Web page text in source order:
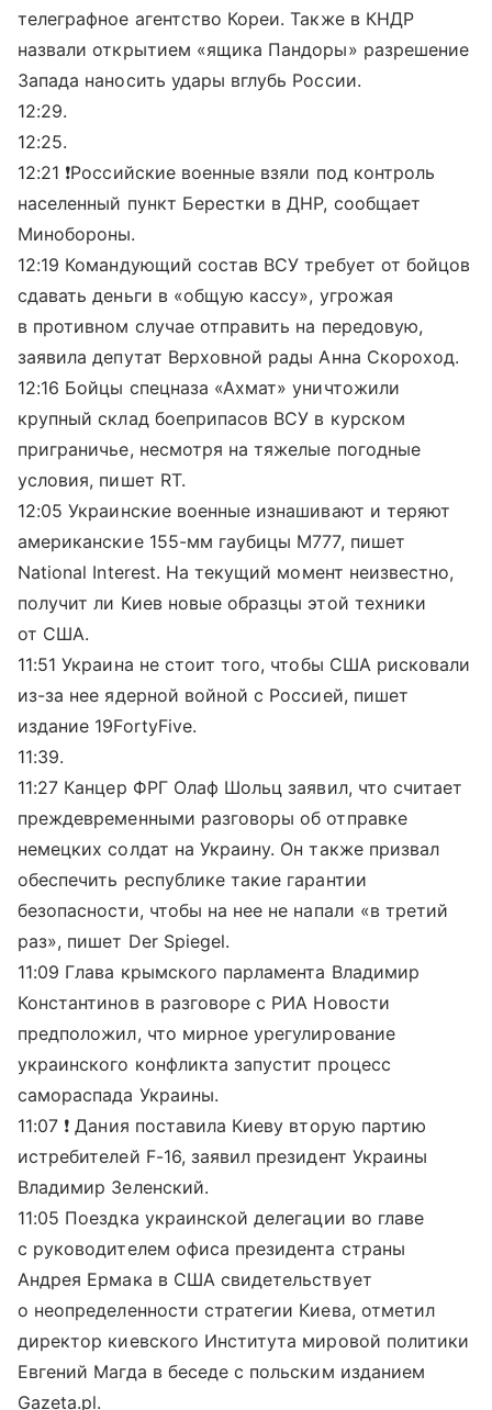
телеграфное агентство Кореи. Также в КНДР
назвали открытием «ящика Пандоры» разрешение
Запада наносить удары вглубь России.
12:29.
12:25.
12:21 ❗️Российские военные взяли под контроль
населенный пункт Берестки в ДНР, сообщает
Минобороны.
12:19 Командующий состав ВСУ требует от бойцов
сдавать деньги в «общую кассу», угрожая
в противном случае отправить на передовую,
заявила депутат Верховной рады Анна Скороход.
12:16 Бойцы спецназа «Ахмат» уничтожили
крупный склад боеприпасов ВСУ в курском
приграничье, несмотря на тяжелые погодные
условия, пишет RT.
12:05 Украинские военные изнашивают и теряют
американские 155-мм гаубицы M777, пишет
National Interest. На текущий момент неизвестно,
получит ли Киев новые образцы этой техники
от США.
11:51 Украина не стоит того, чтобы США рисковали
из-за нее ядерной войной с Россией, пишет
издание 19FortyFive.
11:39.
11:27 Канцер ФРГ Олаф Шольц заявил, что считает
преждевременными разговоры об отправке
немецких солдат на Украину. Он также призвал
обеспечить республике такие гарантии
безопасности, чтобы на нее не напали «в третий
раз», пишет Der Spiegel.
11:09 Глава крымского парламента Владимир
Константинов в разговоре с РИА Новости
предположил, что мирное урегулирование
украинского конфликта запустит процесс
самораспада Украины.
11:07 ❗️ Дания поставила Киеву вторую партию
истребителей F-16, заявил президент Украины
Владимир Зеленский.
11:05 Поездка украинской делегации во главе
с руководителем офиса президента страны
Андрея Ермака в США свидетельствует
о неопределенности стратегии Киева, отметил
директор киевского Института мировой политики
Евгений Магда в беседе с польским изданием
Gazeta.pl.